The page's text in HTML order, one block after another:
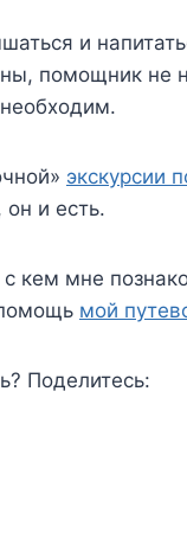
и
помощник не
экскурсии
он и есть.
кем мне
мой
Поделитесь: